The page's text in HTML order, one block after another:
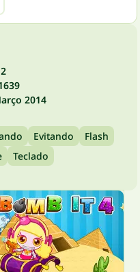
2014
Evitando
Flash
Teclado